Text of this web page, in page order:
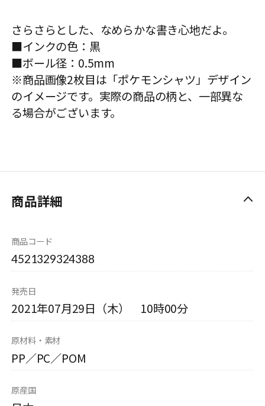
さらさらとした、なめらかな書き心地だよ。
■インクの色：黒
■ボール径：0.5mm
※商品画像2枚目は「ポケモンシャツ」デザイン
のイメージです。実際の商品の柄と、一部異な
る場合がございます。
商品詳細
商品コード
4521329324388
発売日
2021年07月29日（木） 10時00分
原材料・素材
PP／PC／POM
原産国